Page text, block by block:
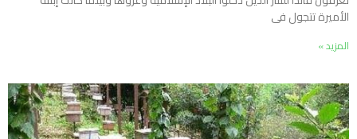
الأميرة تتجول فى
المزيد »